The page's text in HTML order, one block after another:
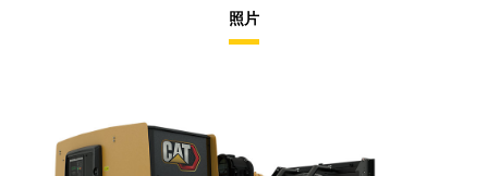
照片